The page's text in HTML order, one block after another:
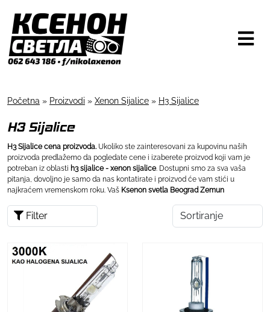
Početna » Proizvodi » Xenon Sijalice » H3 Sijalice
H3 Sijalice
H3 Sijalice cena proizvoda. Ukoliko ste zainteresovani za kupovinu naših
proizvoda predlažemo da pogledate cene i izaberete proizvod koji vam je
potreban iz oblasti h3 sijalice - xenon sijalice. Dostupni smo za sva vaša
pitanja, dovoljno je samo da nas kontatirate i proizvod će vam stići u
najkraćem vremenskom roku. Vaš Ksenon svetla Beograd Zemun
Filter